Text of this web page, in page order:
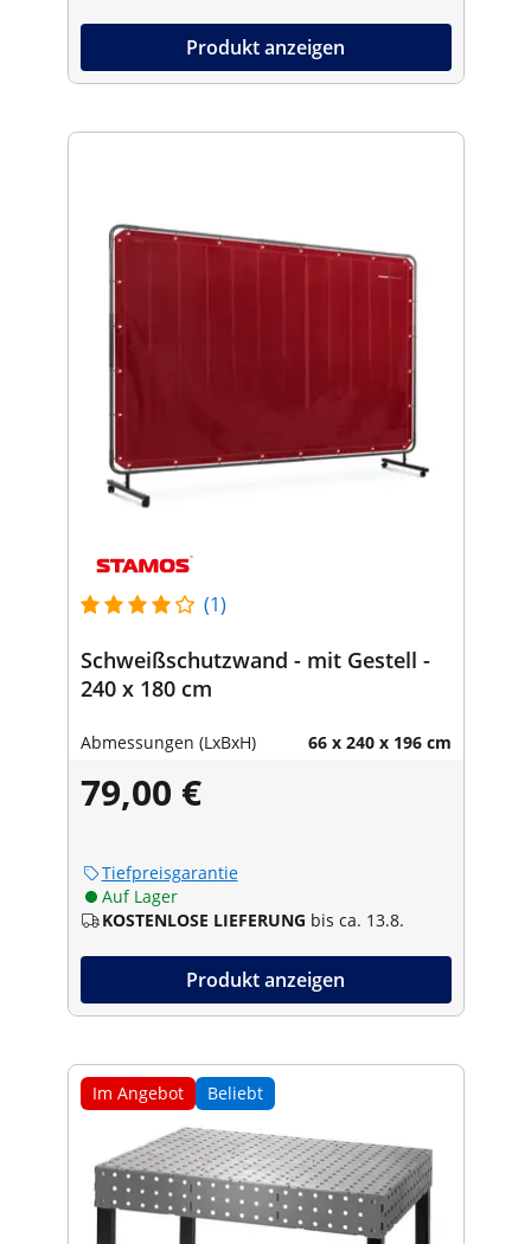
Produkt anzeigen
(1)
Schweißschutzwand - mit Gestell -
240 x 180 cm
Abmessungen (LxBxH) 66 x 240 x 196 cm
79,00 €
Tiefpreisgarantie
Auf Lager
KOSTENLOSE LIEFERUNG bis ca. 13.8.
Produkt anzeigen
Im Angebot Beliebt